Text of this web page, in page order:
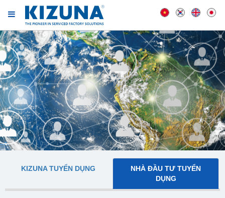
KIZUNA TUYỂN DỤNG
NHÀ ĐẦU TƯ TUYỂN
DỤNG